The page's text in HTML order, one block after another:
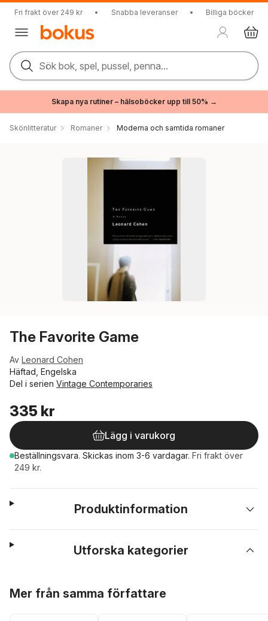
Fri frakt över 249 kr • Snabba leveranser • Billiga böcker
Sök bok, spel, pussel, penna...
Skapa nya rutiner – hälsoböcker upp till 50% →
Skönlitteratur Romaner Moderna och samtida romaner
The Favorite Game
Av Leonard Cohen
Häftad, Engelska
Del i serien Vintage Contemporaries
335 kr
Lägg i varukorg
Beställningsvara. Skickas inom 3-6 vardagar. Fri frakt över
249 kr.
Produktinformation
Utforska kategorier
Mer från samma författare